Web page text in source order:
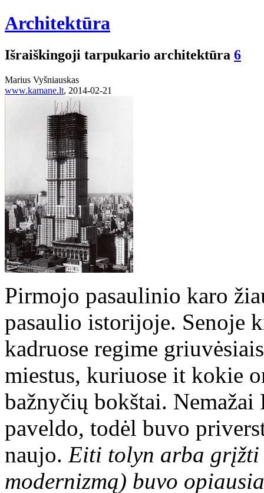
Architektūra
Išraiškingoji tarpukario architektūra 6
Marius Vyšniauskas
www.kamane.lt, 2014-02-21
Pirmojo pasaulinio karo
pasaulio istorijoje. Senoje
kadruose regime
miestus, kuriuose it kokie
bažnyčių bokštai. Nemažai
paveldo, todėl buvo
naujo. Eiti tolyn arba
modernizmą) buvo